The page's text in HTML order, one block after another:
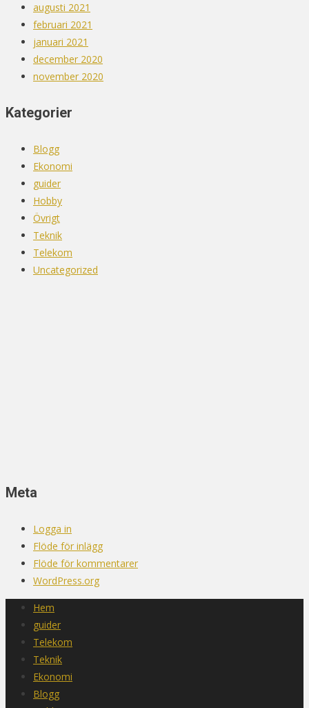
augusti 2021
februari 2021
januari 2021
december 2020
november 2020
Kategorier
Blogg
Ekonomi
guider
Hobby
Övrigt
Teknik
Telekom
Uncategorized
Meta
Logga in
Flöde för inlägg
Flöde för kommentarer
WordPress.org
Hem
guider
Telekom
Teknik
Ekonomi
Blogg